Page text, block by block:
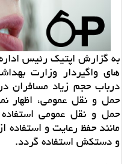
به گزارش اپتیك رئیس
های واگیردار وزارت
درباب حجم زیاد مسافران
حمل و نقل عمومی، اظهار
حمل و نقل عمومی
مانند حفظ رعایت و
و دستكش استفاده گردد.